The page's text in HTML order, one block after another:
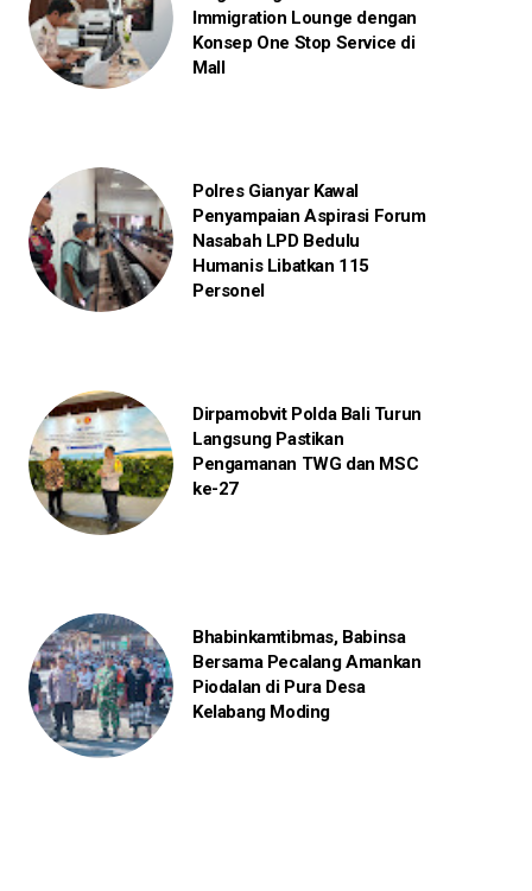
Immigration Lounge dengan
Konsep One Stop Service di
Mall
Polres Gianyar Kawal
Penyampaian Aspirasi Forum
Nasabah LPD Bedulu
Humanis Libatkan 115
Personel
Dirpamobvit Polda Bali Turun
Langsung Pastikan
Pengamanan TWG dan MSC
ke-27
Bhabinkamtibmas, Babinsa
Bersama Pecalang Amankan
Piodalan di Pura Desa
Kelabang Moding